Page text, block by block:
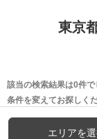
東京
該当の検索結果は0件で
条件を変えてお探しくだ
エリアを